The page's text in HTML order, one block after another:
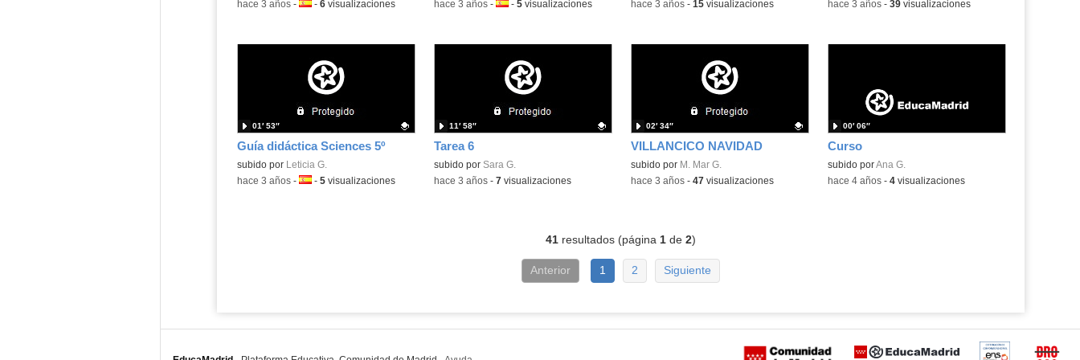
-hace 3 años- Idioma:
- 6visualizaciones -hace 3 años- Idioma:
- 5visualizaciones -hace 3 años- 15visualizaciones -hace 3 años- 39visualizaciones
Guía didáctica Sciences 5º
Contenido educativo.
subido por Leticia G.
01′ 53″
-hace 3 años- Idioma:
- 5visualizaciones
Tarea 6
Contenido educativo.
subido por Sara G.
11′ 58″
-hace 3 años- 7visualizaciones
VILLANCICO NAVIDAD
Contenido educativo.
subido por M. Mar G.
02′ 34″
-hace 3 años- 47visualizaciones
Curso
subido porAna G.
00′ 06″
-hace 4 años- 4visualizaciones
41resultados (página 1de 2)
Anterior 1 2 Siguiente